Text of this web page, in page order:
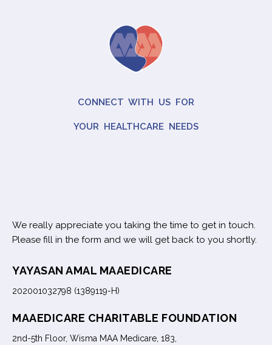
CONNECT WITH US FOR
YOUR HEALTHCARE NEEDS
We really appreciate you taking the time to get in touch.
Please fill in the form and we will get back to you shortly.
YAYASAN AMAL MAAEDICARE
202001032798 (1389119-H)
MAAEDICARE CHARITABLE FOUNDATION
2nd-5th Floor, Wisma MAA Medicare, 183,